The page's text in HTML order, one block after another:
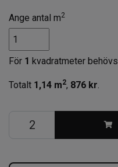
Ange antal m2
För 1 kvadratmeter behövs
Totalt 1,14 m2, 876 kr.